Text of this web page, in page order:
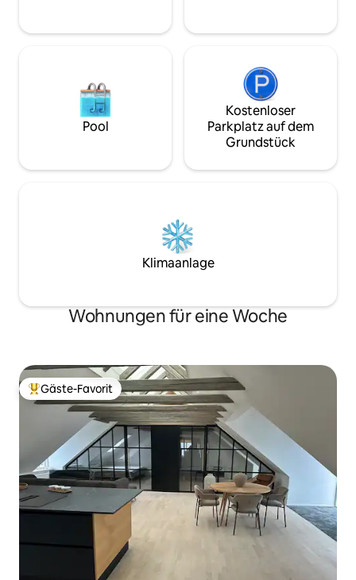
im 1. Stock befindet.
Pool
Kostenloser
Parkplatz auf dem
Grundstück
Klimaanlage
Wohnungen für eine Woche
Beliebter Gäste-Favorit.
Gäste-Favorit